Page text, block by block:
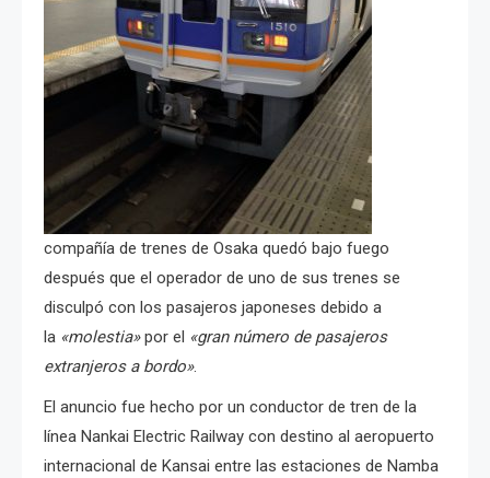
compañía de trenes de Osaka quedó bajo fuego
después que el operador de uno de sus trenes se
disculpó con los pasajeros japoneses debido a
la «molestia»por el «gran número de pasajeros
extranjeros a bordo».
El anuncio fue hecho por un conductor de tren de la
línea Nankai Electric Railway con destino al aeropuerto
internacional de Kansai entre las estaciones de Namba